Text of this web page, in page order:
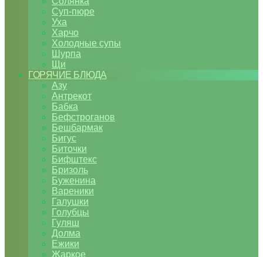
Суп-пюре
Уха
Харчо
Холодные супы
Шурпа
Щи
ГОРЯЧИЕ БЛЮДА
Азу
Антрекот
Бабка
Бефстроганов
Бешбармак
Бигус
Биточки
Бифштекс
Бризоль
Буженина
Вареники
Галушки
Голубцы
Гуляш
Долма
Ежики
Жаркое